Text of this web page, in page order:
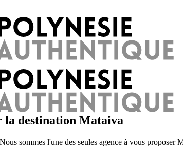
la destination Mataiva
sommes l'une des seules agence à vous